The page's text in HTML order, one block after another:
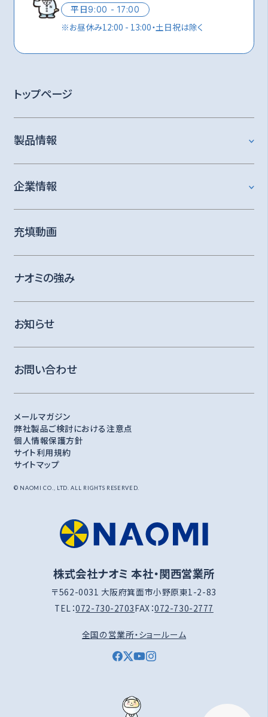
平日9:00 - 17:00
※お昼休み12:00 - 13:00・土日祝は除く
トップページ
製品情報
企業情報
充填動画
ナオミの強み
お知らせ
お問い合わせ
メールマガジン
弊社製品ご検討における注意点
個人情報保護方針
サイト利用規約
サイトマップ
© NAOMI CO., LTD. ALL RIGHTS RESERVED.
株式会社ナオミ 本社・関西営業所
〒562-0031 大阪府箕面市小野原東1-2-83
TEL：072-730-2703FAX：072-730-2777
全国の営業所・ショールーム